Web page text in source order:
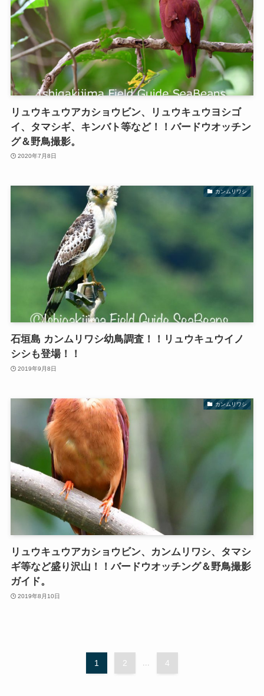
リュウキュウアカショウビン、リュウキュウヨシゴ
イ、タマシギ、キンバト等など！！バードウオッチン
グ＆野鳥撮影。
2020年7月8日
カンムリワシ
石垣島 カンムリワシ幼鳥調査！！リュウキュウイノ
シシも登場！！
2019年9月8日
カンムリワシ
リュウキュウアカショウビン、カンムリワシ、タマシ
ギ等など盛り沢山！！バードウオッチング＆野鳥撮影
ガイド。
2019年8月10日
1 2 ... 4